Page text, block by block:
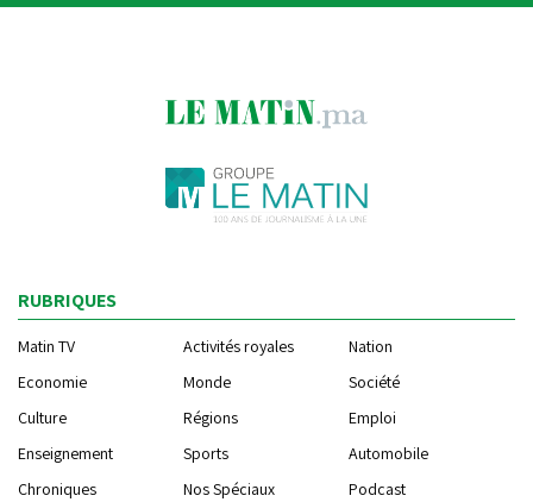
RUBRIQUES
Matin TV Activités royales
Nation
Economie
Monde
Société
Culture
Régions
Emploi
Enseignement
Sports
Automobile
Chroniques
Nos Spéciaux Podcast